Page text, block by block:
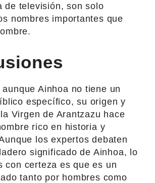
de televisión, son solo
nombres importantes que
Ainhoa no tiene un
específico, su origen y
Virgen de Arantzazu hace
rico en historia y
los expertos debaten
significado de Ainhoa, lo
con certeza es que es un
tanto por hombres como